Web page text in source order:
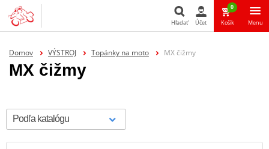
Hľadať Účet
0
Košík Menu
Domov VÝSTROJ Topánky na moto MX čižmy
MX čižmy